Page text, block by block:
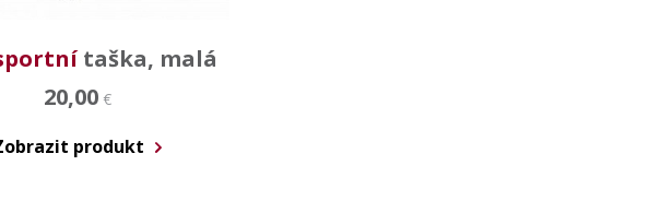
taška, malá
20,00 €
produkt